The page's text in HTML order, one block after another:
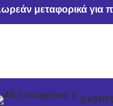
μεταφορικά για